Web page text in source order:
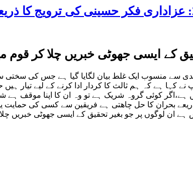
کے ایسی جھوٹی خبریں چلا کر قوم
سے منسوب ایک غلط بیان لگایا گیا ہے جس کی
کہا ہے کہ ہم ثالث کا کردار ادا کرنے کے لیے تیار
کوئی گروہ شریک ہے تو وہ ان کا اپنا موقف
ذریعے بحران کا حل چاھتی ہے فریقین سے کسی کی
لوگوں پر جو بغیر تحقیق کے ایسی جھوٹی خبریں